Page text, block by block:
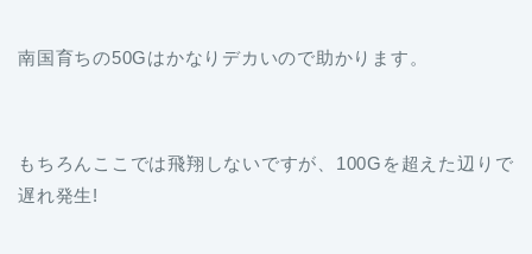
南国育ちの50Gはかなりデカいので助かります。
もちろんここでは飛翔しないですが、100Gを超えた辺りで
遅れ発生!